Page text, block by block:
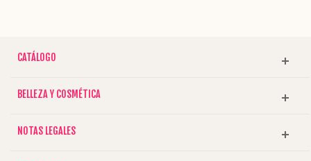
CATÁLOGO
BELLEZA Y COSMÉTICA
NOTAS LEGALES